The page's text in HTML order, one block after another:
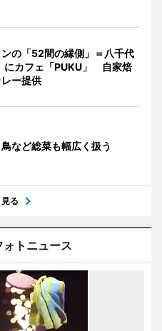
の「52間の縁側」＝八千代
にカフェ「PUKU」 自家焙
ー提供
など総菜も幅広く扱う
る
ォトニュース